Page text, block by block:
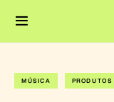
MÚSICA PRODUTOS